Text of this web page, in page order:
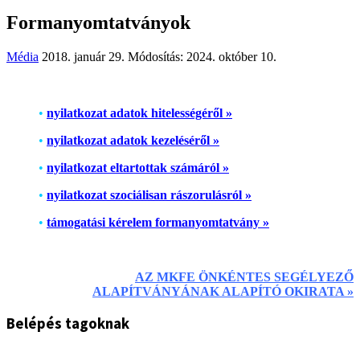
Formanyomtatványok
Média 2018. január 29. Módosítás: 2024. október 10.
• nyilatkozat adatok hitelességéről »
• nyilatkozat adatok kezeléséről »
• nyilatkozat eltartottak számáról »
• nyilatkozat szociálisan rászorulásról »
• támogatási kérelem formanyomtatvány »
AZ MKFE ÖNKÉNTES SEGÉLYEZŐ
ALAPÍTVÁNYÁNAK ALAPÍTÓ OKIRATA »
Belépés tagoknak